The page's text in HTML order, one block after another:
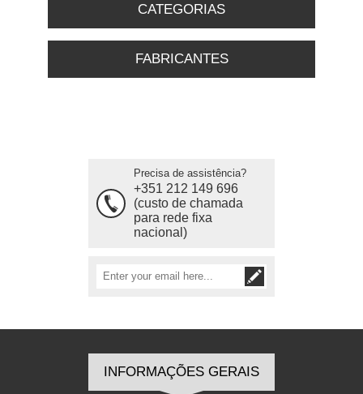
CATEGORIAS
FABRICANTES
Precisa de assistência?
+351 212 149 696
(custo de chamada
para rede fixa
nacional)
INFORMAÇÕES GERAIS